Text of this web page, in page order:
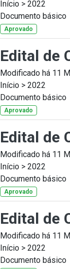
Início > 2022
Documento básico
Aprovado
Edital de
Modificado há 11
Início > 2022
Documento básico
Aprovado
Edital de
Modificado há 11
Início > 2022
Documento básico
Aprovado
Edital de
Modificado há 11
Início > 2022
Documento básico